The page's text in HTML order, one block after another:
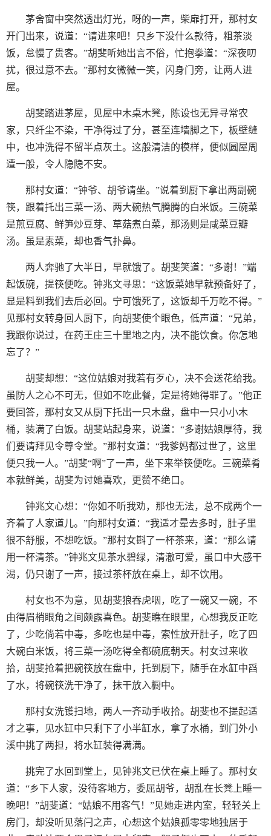
茅舍窗中突然透出灯光，呀的一声，柴扉打开，那村女
开门出来，说道：“请进来吧！只乡下没什么款待，粗茶淡
饭，怠慢了贵客。”胡斐听她出言不俗，忙抱拳道：“深夜叨
扰，很过意不去。”那村女微微一笑，闪身门旁，让两人进
屋。
胡斐踏进茅屋，见屋中木桌木凳，陈设也无异寻常农
家，只纤尘不染，干净得过了分，甚至连墙脚之下，板壁缝
中，也冲洗得不留半点灰土。这般清洁的模样，便似圆屋周
遭一般，令人隐隐不安。
那村女道：“钟爷、胡爷请坐。”说着到厨下拿出两副碗
筷，跟着托出三菜一汤、两大碗热气腾腾的白米饭。三碗菜
是煎豆腐、鲜笋炒豆芽、草菇煮白菜，那汤则是咸菜豆瓣
汤。虽是素菜，却也香气扑鼻。
两人奔驰了大半日，早就饿了。胡斐笑道：“多谢！”端
起饭碗，提筷便吃。钟兆文寻思：“这饭菜她早就预备好了，
显是料到我们去后必回。宁可饿死了，这饭却千万吃不得。”
见那村女转身回人厨下，向胡斐使个眼色，低声道：“兄弟，
我跟你说过，在药王庄三十里地之内，决不能饮食。你怎地
忘了？”
胡斐却想：“这位姑娘对我若有歹心，决不会送花给我。
虽防人之心不可无，但如不吃此餐，定是将她得罪了。”他正
要回答，那村女又从厨下托出一只木盘，盘中一只小小木
桶，装满了白饭。胡斐站起身来，说道：“多谢姑娘厚待，我
们要请拜见令尊令堂。”那村女道：“我爹妈都过世了，这里
便只我一人。”胡斐“啊”了一声，坐下来举筷便吃。三碗菜肴
本就鲜美，胡斐为讨她喜欢，更赞不绝口。
钟兆文心想：“你如不听我劝，那也无法，总不成两个一
齐着了人家道儿。”向那村女道：“我适才晕去多时，肚子里
很不舒服，不想吃饭。”那村女斟了一杯茶来，道：“那么请
用一杯清茶。”钟兆文见茶水碧绿，清澈可爱，虽口中大感干
渴，仍只谢了一声，接过茶杯放在桌上，却不饮用。
村女也不为意，见胡斐狼吞虎咽，吃了一碗又一碗，不
由得眉梢眼角之间颇露喜色。胡斐瞧在眼里，心想我反正吃
了，少吃倘若中毒，多吃也是中毒，索性放开肚子，吃了四
大碗白米饭，将三菜一汤吃得全都碗底朝天。村女过来收
拾，胡斐抢着把碗筷放在盘中，托到厨下，随手在水缸中舀
了水，将碗筷洗干净了，抹干放入橱中。
那村女洗镬扫地，两人一齐动手收拾。胡斐也不提起适
才之事，见水缸中只剩下了小半缸水，拿了水桶，到门外小
溪中挑了两担，将水缸装得满满。
挑完了水回到堂上，见钟兆文已伏在桌上睡了。那村女
道：“乡下人家，没待客地方，委屈胡爷，胡乱在长凳上睡一
晚吧！”胡斐道：“姑娘不用客气！”见她走进内室，轻轻关上
房门，却没听见落闩之声，心想这个姑娘孤零零地独居于